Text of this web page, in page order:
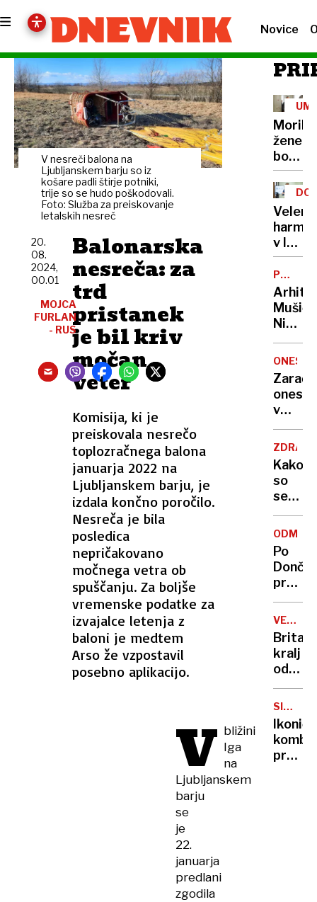
Novice
V nesreči balona na
Ljubljanskem barju so iz
košare padli štirje potniki,
trije so se hudo poškodovali.
Foto: Služba za preiskovanje
letalskih nesreč
Balonarska
nesreča: za
trd
pristanek
je bil kriv
močan
veter
Komisija, ki je
preiskovala nesrečo
toplozračnega balona
januarja 2022 na
Ljubljanskem barju, je
izdala končno poročilo.
Nesreča je bila
posledica
nepričakovano
močnega vetra ob
spuščanju. Za boljše
vremenske podatke za
izvajalce letenja z
baloni je medtem
Arso že vzpostavil
posebno aplikacijo.
20.
08.
2024,
00.01
MOJCA
FURLAN
- RUS
V bližini
Iga
na
Ljubljanskem
barju
se
je
22.
januarja
predlani
zgodila
žene
bo
sedel
21
let
v lov
na
nov
rekord
CENTER
Mušič:
Nikoli
nisem
da je
to v
moji
sploh
Zaradi
v
delu
voda
Kako
so
se
cilji
vlade
Po
Karma
je
psica,
Nico
pa
njen
sin
VELIKA
kralj
zaradi
raka
SIMBOL
kombi